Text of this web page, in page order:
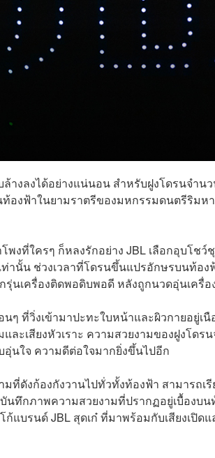
างลงได้อย่างแน่นอน สำหรับฝูงโดรนจำน
องฟ้าในยามราตรีของมหกรรมดนตรีริมห
งที่ใครๆ ก็หลงรักอย่าง JBL เลือกอุบโชว์
านั้น ช่วงเวลาที่โดรนขึ้นแปรอักษรบนท้อง
นเครื่องติดพอดิบพอดี หลังถูกนวดอุ่นเครื่
ๆ ที่วิ่งเข้ามาปะทะใบหน้าและผิวกายอยู่เ
ะเสียงหัวเราะ ความสวยงามของฝูงโดร
นใจ ความดีต่อใจมากยิ่งขึ้นไปอีก
ที่ดังก้องกังวานไปทั่วทั้งท้องฟ้า สามารถเ
ทึกภาพความสวยงามที่ปรากฏอยู่เบื้องบ
บรนด์ JBL สุดเก๋ ที่มาพร้อมกับเสียงเปิด